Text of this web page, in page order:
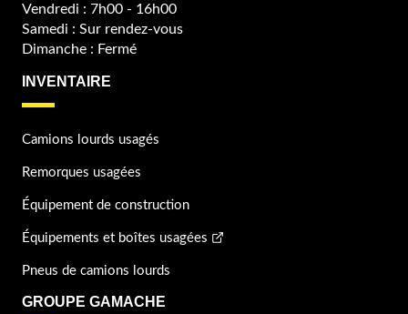
Vendredi : 7h00 - 16h00
Samedi : Sur rendez-vous
Dimanche : Fermé
INVENTAIRE
Camions lourds usagés
Remorques usagées
Équipement de construction
Équipements et boîtes usagées
Pneus de camions lourds
GROUPE GAMACHE